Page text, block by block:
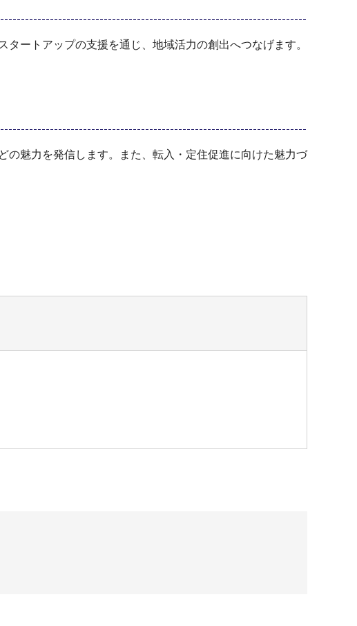
ートアップの支援を通じ、地域活力の創出へつなげます。
の魅力を発信します。また、転入・定住促進に向けた魅力づ